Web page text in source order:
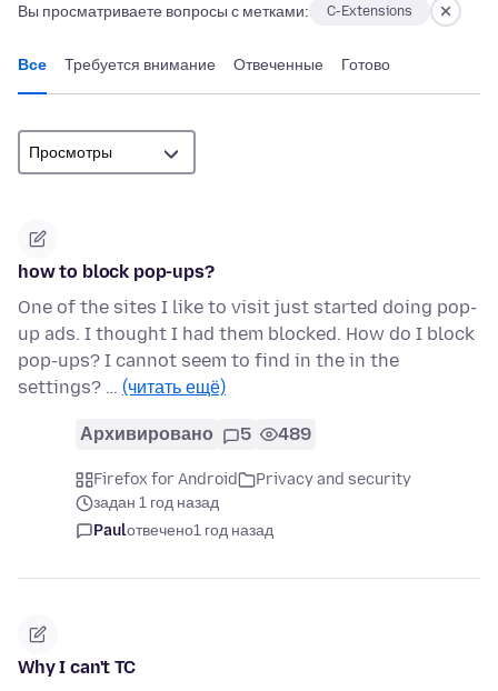
Вы просматриваете вопросы с метками: C-Extensions
Все Требуется внимание Отвеченные Готово
how to block pop-ups?
One of the sites I like to visit just started doing pop-
up ads. I thought I had them blocked. How do I block
pop-ups? I cannot seem to find in the in the
settings? … (читать ещё)
Архивировано 5 489
Firefox for Android
Privacy and security
задан 1 год назад
Paulотвечено1 год назад
Why I can't TC